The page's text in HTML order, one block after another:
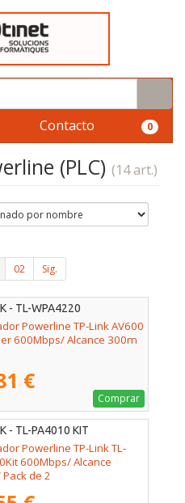
Contacto 0
(PLC) (14 art.)
02 Sig.
- TL-WPA4220
Powerline TP-Link AV600
600Mbps/ Alcance 300m
€
Comprar
- TL-PA4010 KIT
Powerline TP-Link TL-
600Mbps/ Alcance
de 2